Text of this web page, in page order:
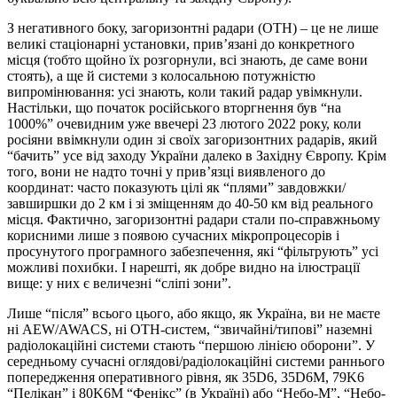
З негативного боку, загоризонтні радари (OTH) – це не лише
великі стаціонарні установки, прив’язані до конкретного
місця (тобто щойно їх розгорнули, всі знають, де саме вони
стоять), а ще й системи з колосальною потужністю
випромінювання: усі знають, коли такий радар увімкнули.
Настільки, що початок російського вторгнення був “на
1000%” очевидним уже ввечері 23 лютого 2022 року, коли
росіяни ввімкнули один зі своїх загоризонтних радарів, який
“бачить” усе від заходу України далеко в Західну Європу. Крім
того, вони не надто точні у прив’язці виявленого до
координат: часто показують цілі як “плями” завдовжки/
завширшки до 2 км і зі зміщенням до 40-50 км від реального
місця. Фактично, загоризонтні радари стали по-справжньому
корисними лише з появою сучасних мікропроцесорів і
просунутого програмного забезпечення, які “фільтрують” усі
можливі похибки. І нарешті, як добре видно на ілюстрації
вище: у них є величезні “сліпі зони”.
Лише “після” всього цього, або якщо, як Україна, ви не маєте
ні AEW/AWACS, ні OTH-систем, “звичайні/типові” наземні
радіолокаційні системи стають “першою лінією оборони”. У
середньому сучасні оглядові/радіолокаційні системи раннього
попередження оперативного рівня, як 35D6, 35D6M, 79K6
“Пелікан” і 80K6M “Фенікс” (в Україні) або “Небо-М”, “Небо-